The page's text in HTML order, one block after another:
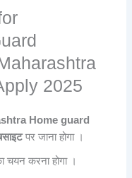
2025
Home guard
पर जाना होगा ।
करना होगा ।